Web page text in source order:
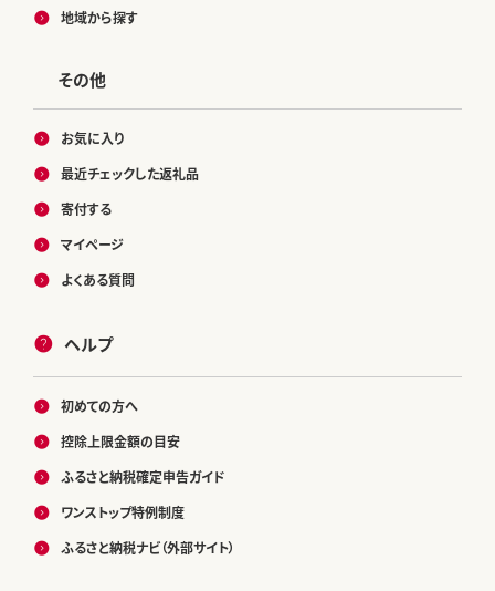
地域から探す
その他
お気に入り
最近チェックした返礼品
寄付する
マイページ
よくある質問
ヘルプ
初めての方へ
控除上限金額の目安
ふるさと納税確定申告ガイド
ワンストップ特例制度
ふるさと納税ナビ（外部サイト）